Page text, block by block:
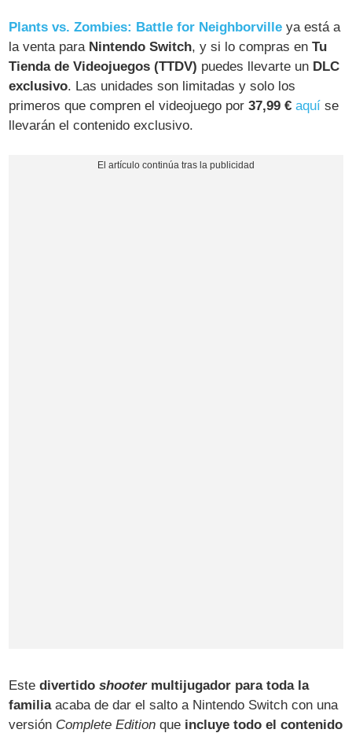
Plants vs. Zombies: Battle for Neighborville ya está a
la venta para Nintendo Switch, y si lo compras enTu
Tienda de Videojuegos (TTDV) puedes llevarte un DLC
exclusivo. Las unidades son limitadas y solo los
primeros que compren el videojuego por37,99 € aquí se
llevarán el contenido exclusivo.
Estedivertidoshootermultijugador para toda la
familiaacaba de dar el salto a Nintendo Switch con una
versión Complete Edition que incluye todo el contenido